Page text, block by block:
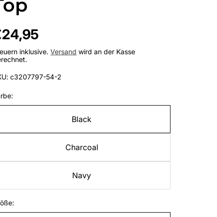
inklusive.Versand wird an der Kasse
c3207797-54-2
Black
Charcoal
Navy